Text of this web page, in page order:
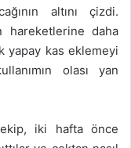
altını çizdi.
hareketlerine daha
yapay kas eklemeyi
olası yan
iki hafta önce